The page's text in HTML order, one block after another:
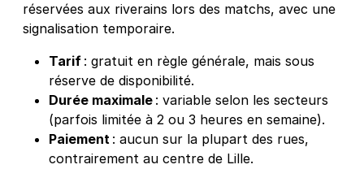
réservées aux riverains lors des matchs, avec une
signalisation temporaire.
Tarif : gratuit en règle générale, mais sous
réserve de disponibilité.
Durée maximale : variable selon les secteurs
(parfois limitée à 2 ou 3 heures en semaine).
Paiement : aucun sur la plupart des rues,
contrairement au centre de Lille.